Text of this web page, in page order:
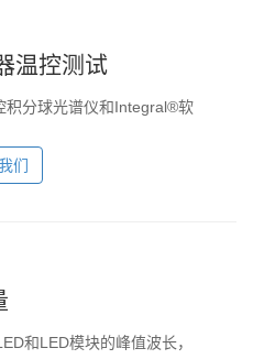
温控测试
积分球光谱仪和Integral®软
们
和LED模块的峰值波长，